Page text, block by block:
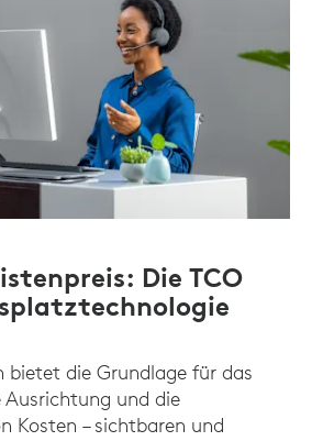
Die TCO
bietet die Grundlage für das
Ausrichtung und die
Kosten – sichtbaren und